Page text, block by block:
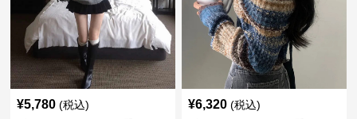
¥5,780 (税込) ¥6,320 (税込)